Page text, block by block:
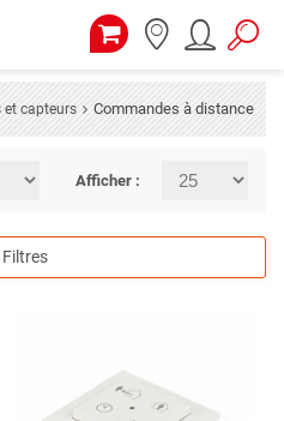
et capteurs Commandes à distance
Afficher :